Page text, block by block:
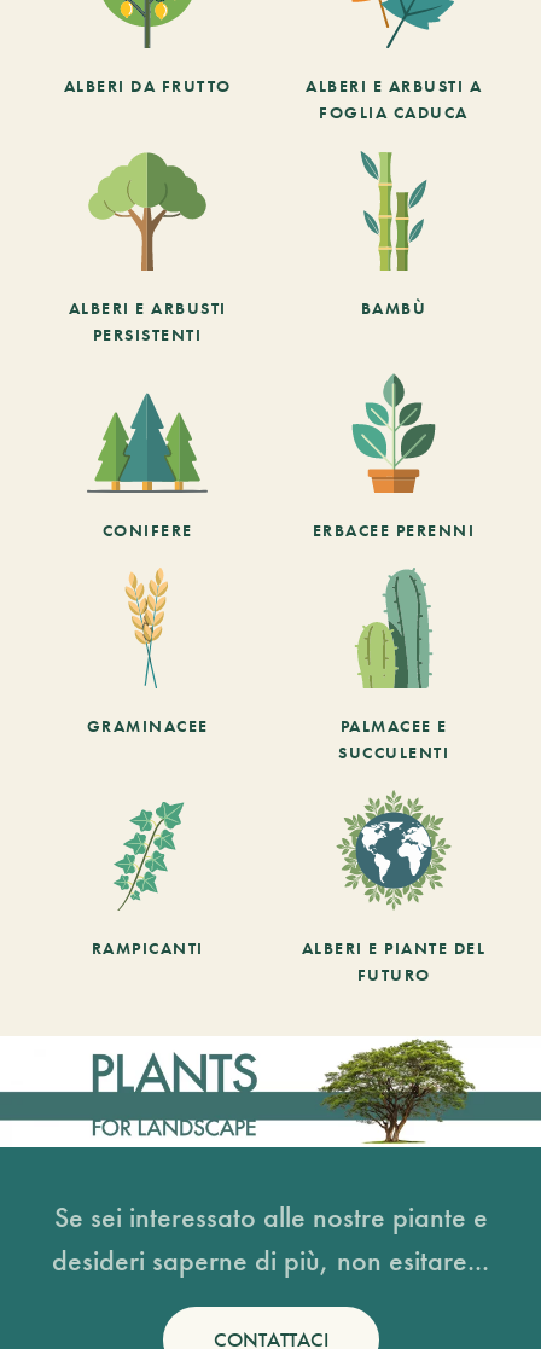
ALBERI DA FRUTTO
ALBERI E ARBUSTI A
FOGLIA CADUCA
ALBERI E ARBUSTI
PERSISTENTI
BAMBÙ
CONIFERE ERBACEE PERENNI
GRAMINACEE
PALMACEE E
SUCCULENTI
RAMPICANTI
ALBERI E PIANTE DEL
FUTURO
Se sei interessato alle nostre piante e
desideri saperne di più, non esitare...
CONTATTACI